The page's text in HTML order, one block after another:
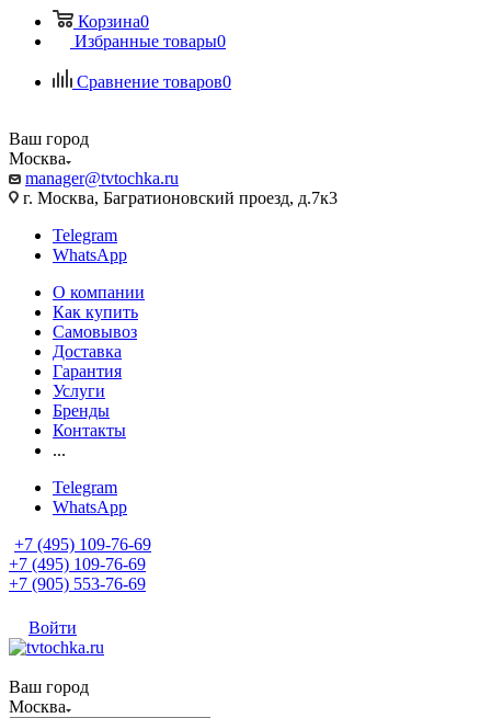
Корзина0
Избранные товары0
Сравнение товаров0
Ваш город
Москва
manager@tvtochka.ru
г. Москва, Багратионовский проезд, д.7к3
Telegram
WhatsApp
О компании
Как купить
Самовывоз
Доставка
Гарантия
Услуги
Бренды
Контакты
...
Telegram
WhatsApp
+7 (495) 109-76-69
+7 (495) 109-76-69
+7 (905) 553-76-69
Войти
Ваш город
Москва